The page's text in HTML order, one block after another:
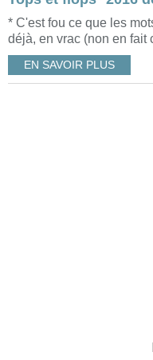
* C'est fou ce que les
déjà, en vrac (non en fait
EN SAVOIR PLUS